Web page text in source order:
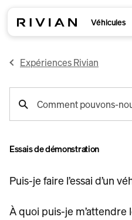
Véhicules
Expériences Rivian
support
Comment pouvons-
Essais de démonstration
Puis-je faire l’essai d’un
À quoi puis-je m’attendre